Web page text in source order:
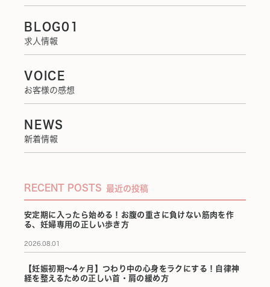
BLOG01
求人情報
VOICE
お客様の感想
NEWS
新着情報
RECENT POSTS 最近の投稿
安定期に入ったら始める！お腹の重さに負けない筋肉を作
る、妊婦専用の正しい歩き方
2026.08.01
【妊娠初期〜4ヶ月】つわり中の心身をラクにする！自律神
経を整えるための正しい首・肩の緩め方